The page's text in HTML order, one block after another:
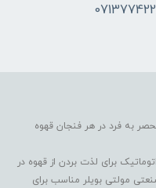
به فرد در هر فنجان قهوه
برای لذت بردن از قهوه در
مولتی بویلر مناسب برای